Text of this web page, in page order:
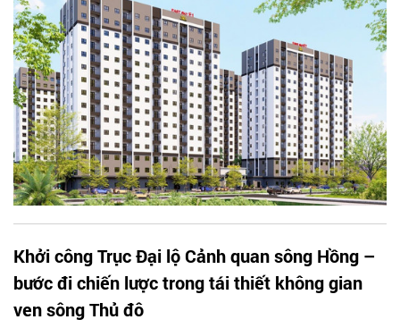
Khởi công Trục Đại lộ Cảnh quan sông Hồng –
bước đi chiến lược trong tái thiết không gian
ven sông Thủ đô